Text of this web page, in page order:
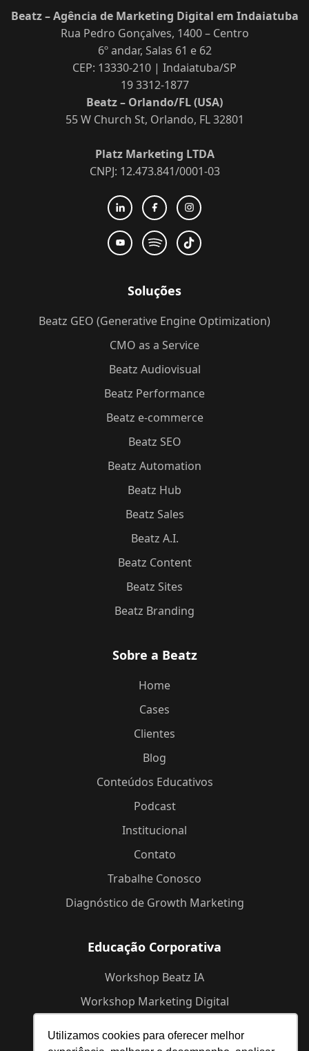
Utilizamos cookies para oferecer melhor
Beatz – Agência de Marketing Digital em Indaiatuba
Rua Pedro Gonçalves, 1400 – Centro
6º andar, Salas 61 e 62
CEP: 13330-210 | Indaiatuba/SP
19 3312-1877
Beatz – Orlando/FL (USA)
55 W Church St, Orlando, FL 32801
Platz Marketing LTDA
CNPJ: 12.473.841/0001-03
Soluções
Beatz GEO (Generative Engine Optimization)
CMO as a Service
Beatz Audiovisual
Beatz Performance
Beatz e-commerce
Beatz SEO
Beatz Automation
Beatz Hub
Beatz Sales
Beatz A.I.
Beatz Content
Beatz Sites
Beatz Branding
Sobre a Beatz
Home
Cases
Clientes
Blog
Conteúdos Educativos
Podcast
Institucional
Contato
Trabalhe Conosco
Diagnóstico de Growth Marketing
Educação Corporativa
Workshop Beatz IA
Workshop Marketing Digital